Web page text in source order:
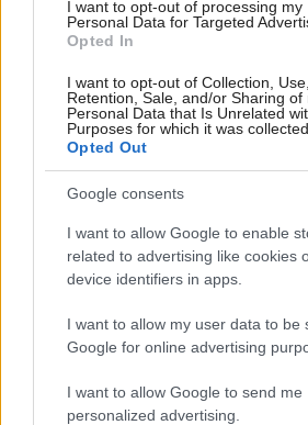
I want to opt-out of processing my
Personal Data for Targeted
Opted In
I want to opt-out of Collection, Use,
Retention, Sale, and/or Sharing of
Personal Data that Is Unrelated
Purposes for which it was collected.
Opted Out
Google consents
I want to allow Google to enable
related to advertising like cookies
device identifiers in apps.
I want to allow my user data to be
Google for online advertising
I want to allow Google to send me
personalized advertising.
Najčítanejšie Za
seba. V novom dome je
návštevy vnúčat
Žije pri lese, chová sliepky a
Miestni remeselníci vytvorili
K bytu ladili aj škáry v
stereotyp, bývanie vyzerá ako
režiséra